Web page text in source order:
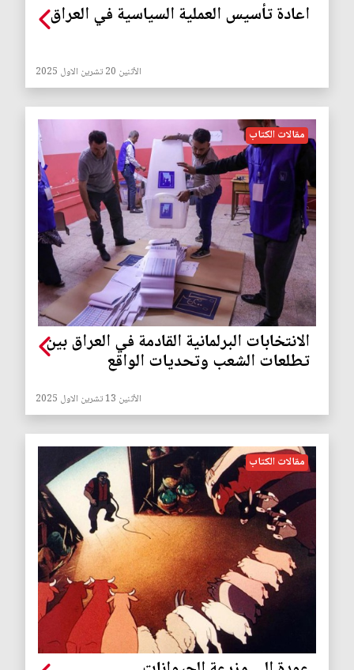
اعادة تأسيس العملية السياسية في العراق
الأثنين 20 تشرين الاول 2025
مقالات الكتاب
الانتخابات البرلمانية القادمة في العراق بين
تطلعات الشعب وتحديات الواقع
الأثنين 13 تشرين الاول 2025
مقالات الكتاب